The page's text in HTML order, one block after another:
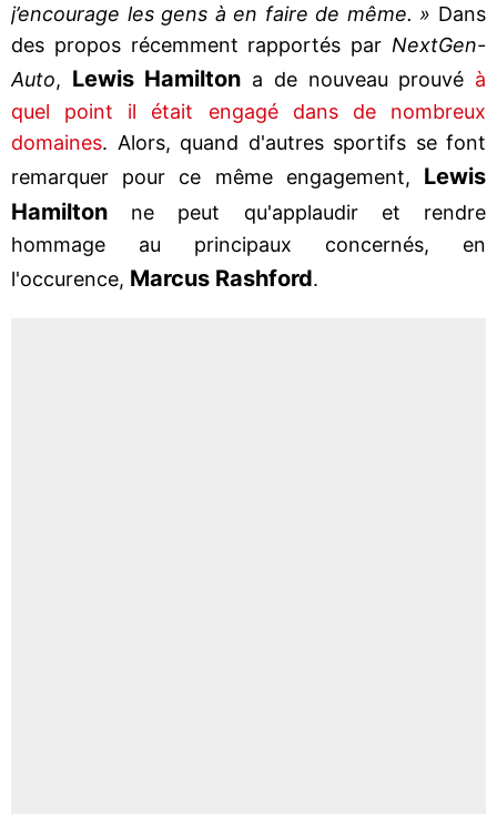
j’encourage les gens à en faire de même. » Dans
des propos récemment rapportés par NextGen-
Auto, Lewis Hamilton a de nouveau prouvé à
quel point il était engagé dans de nombreux
domaines. Alors, quand d'autres sportifs se font
remarquer pour ce même engagement, Lewis
Hamilton ne peut qu'applaudir et rendre
hommage au principaux concernés, en
l'occurence, Marcus Rashford.